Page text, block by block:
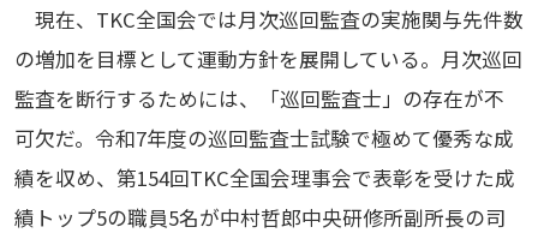
現在、TKC全国会では月次巡回監査の実施関与先件数
の増加を目標として運動方針を展開している。月次巡回
監査を断行するためには、「巡回監査士」の存在が不
可欠だ。令和7年度の巡回監査士試験で極めて優秀な成
績を収め、第154回TKC全国会理事会で表彰を受けた成
績トップ5の職員5名が中村哲郎中央研修所副所長の司